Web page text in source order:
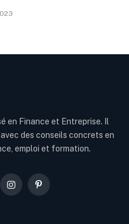
en Finance et Entreprise. Il
des conseils concrets en
emploi et formation.
InstagramPinterest